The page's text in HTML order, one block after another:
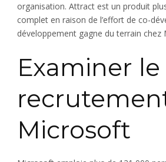
organisation. Attract est un produit
complet en raison de l’effort de co-
développement gagne du terrain chez
Examiner le
Microsoft